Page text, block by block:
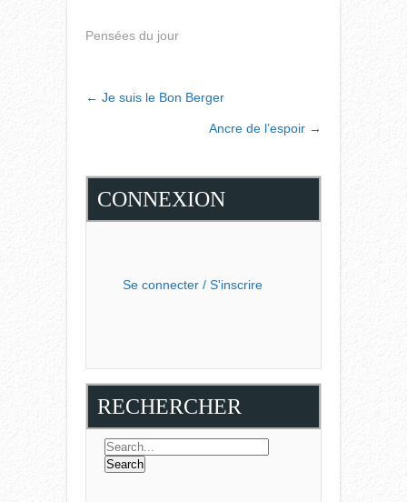
Pensées du jour
POST
NAVIGATION
← Je suis le Bon Berger
Ancre de l’espoir →
CONNEXION
Se connecter / S'inscrire
RECHERCHER